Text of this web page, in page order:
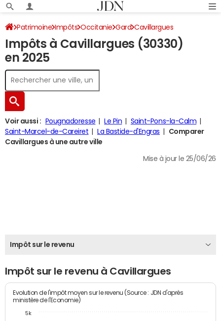
Patrimoine Impôts Occitanie Gard Cavillargues
Impôt sur le revenu
Impôts à Cavillargues (30330)
en 2025
Voir aussi : Pougnadoresse Le Pin
Saint-Pons-la-Calm
Saint-Marcel-de-Careiret
La Bastide-d'Engras
Comparer
Cavillargues à une autre ville
Mise à jour le 25/06/26
Impôt sur le revenu
Impôt sur le revenu à Cavillargues
Evolution de l'impôt moyen sur le revenu (Source : JDN d'après
ministère de l'Economie)
5k